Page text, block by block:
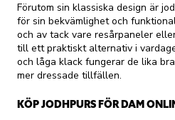
Förutom sin klassiska design är
för sin bekvämlighet och
och av tack vare resårpaneler
till ett praktiskt alternativ i
och låga klack fungerar de lika
mer dressade tillfällen.
KÖP JODHPURS FÖR DAM